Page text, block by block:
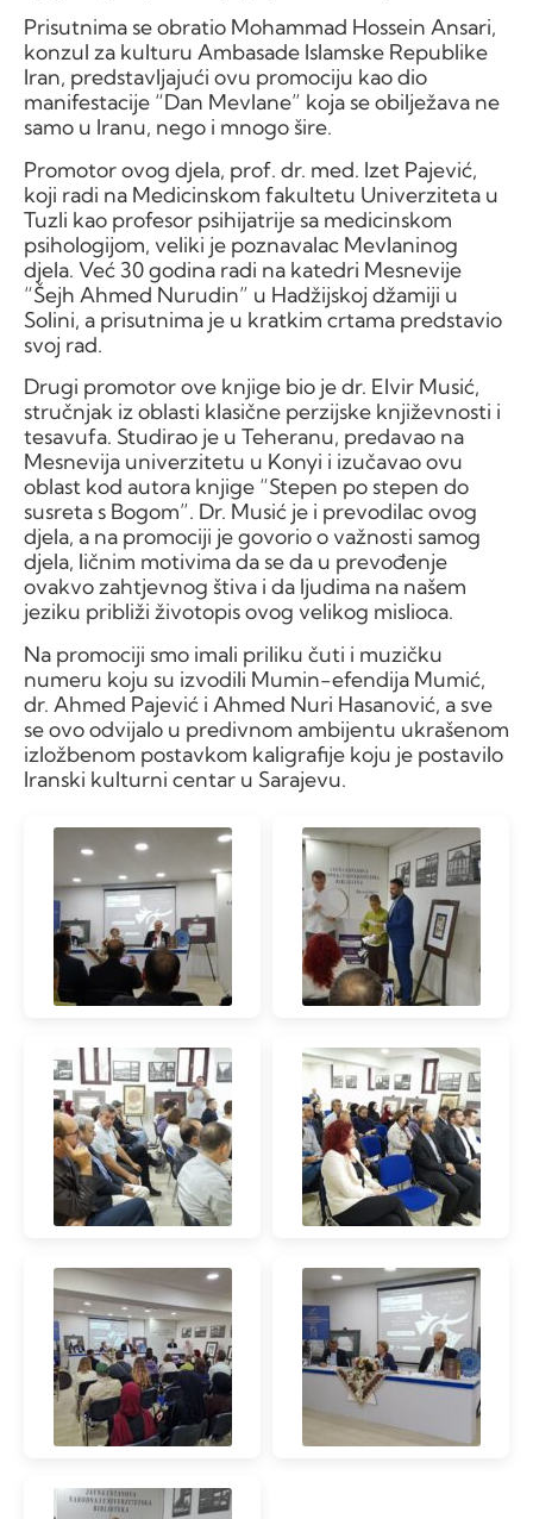
Prisutnima se obratio Mohammad Hossein Ansari,
konzul za kulturu Ambasade Islamske Republike
Iran, predstavljajući ovu promociju kao dio
manifestacije “Dan Mevlane” koja se obilježava ne
samo u Iranu, nego i mnogo šire.
Promotor ovog djela, prof. dr. med. Izet Pajević,
koji radi na Medicinskom fakultetu Univerziteta u
Tuzli kao profesor psihijatrije sa medicinskom
psihologijom, veliki je poznavalac Mevlaninog
djela. Već 30 godina radi na katedri Mesnevije
“Šejh Ahmed Nurudin” u Hadžijskoj džamiji u
Solini, a prisutnima je u kratkim crtama predstavio
svoj rad.
Drugi promotor ove knjige bio je dr. Elvir Musić,
stručnjak iz oblasti klasične perzijske književnosti i
tesavufa. Studirao je u Teheranu, predavao na
Mesnevija univerzitetu u Konyi i izučavao ovu
oblast kod autora knjige “Stepen po stepen do
susreta s Bogom”. Dr. Musić je i prevodilac ovog
djela, a na promociji je govorio o važnosti samog
djela, ličnim motivima da se da u prevođenje
ovakvo zahtjevnog štiva i da ljudima na našem
jeziku približi životopis ovog velikog mislioca.
Na promociji smo imali priliku čuti i muzičku
numeru koju su izvodili Mumin-efendija Mumić,
dr. Ahmed Pajević i Ahmed Nuri Hasanović, a sve
se ovo odvijalo u predivnom ambijentu ukrašenom
izložbenom postavkom kaligrafije koju je postavilo
Iranski kulturni centar u Sarajevu.